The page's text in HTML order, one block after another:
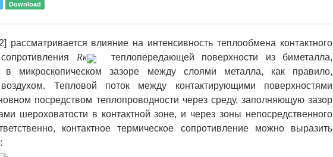
Download
рассматривается влияние на интенсивность теплообмена контактного
Rк
теплопередающей поверхности из биметалла,
в микроскопическом зазоре между слоями металла, как правило,
Тепловой поток между контактирующими поверхностями
посредством теплопроводности через среду, заполняющую зазор
шероховатости в контактной зоне, и через зоны непосредственного
контактное термическое сопротивление можно выразить